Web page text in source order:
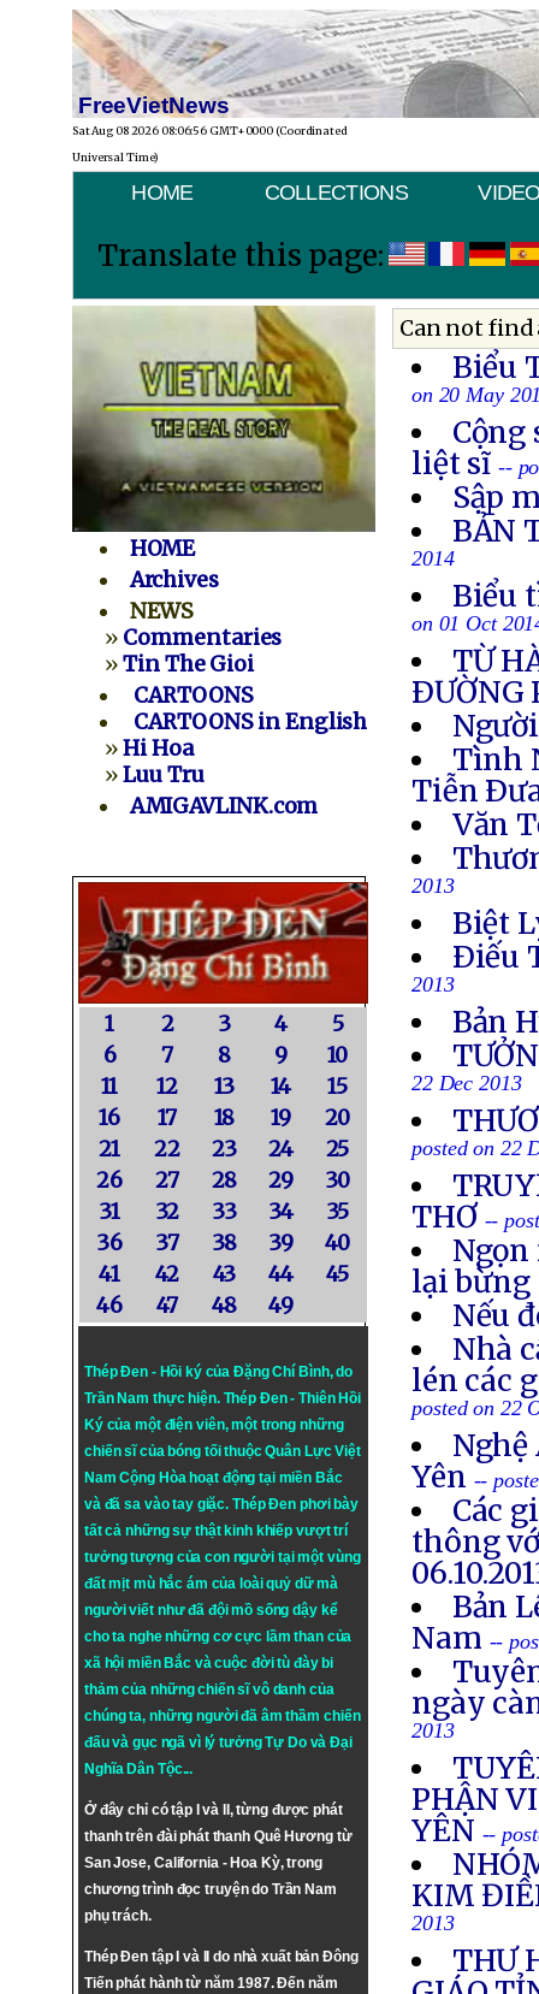
FreeVietNews
Sat Aug 08 2026 08:06:56 GMT+0000 (Coordinated
Universal Time)
HOME COLLECTIONS
Translate this page:
HOME
Archives
NEWS
» Commentaries
»Tin The Gioi
CARTOONS
CARTOONS in English
»Hi Hoa
»Luu Tru
AMIGAVLINK.com
1 2 3 4
5
6
7 8 9
10
11
12 13 14
15
16
17 18 19
20
21
22 23 24
25
26
27 28 29
30
31
32 33 34
35
36
37 38 39
40
41
42 43 44
45
46
47 48 49
Thép Đen - Hồi ký của Đặng Chí Bình, do
Trần Nam thực hiện. Thép Đen- Thiên Hồi
Ký của một điện viên, một trong những
chiến sĩ của bóng tối thuộc Quân Lực Việt
Nam Cộng Hòa hoạt động tại miền Bắc
và đã sa vào tay giặc. Thép Đen phơi bày
tất cả những sự thật kinh khiếp vượt trí
tưởng tượng của con người tại một vùng
đất mịt mù hắc ám của loài quỷ dữ mà
người viết như đã đội mồ sống dậy kể
cho ta nghe những cơ cực lầm than của
xã hội miền Bắc và cuộc đời tù đày bi
thảm của những chiến sĩ vô danh của
chúng ta, những người đã âm thầm chiến
đấu và gục ngã vì lý tưởngTự DovàĐại
Nghĩa Dân Tộc...
Ở đây chỉ có tập I và II, từng được phát
thanh trên đài phát thanh Quê Hương từ
San Jose, California - Hoa Kỳ, trong
chương trình đọc truyện do Trần Nam
phụ trách.
Thép Đen tập I và II do nhà xuất bản Đông
Tiến phát hành từ năm 1987. Đến năm
Can not
Biểu
on 20 May
Cộng
liệt sĩ --
Sập
BẢN
2014
Biểu
on 01 Oct
TỪ
ÐƯỜNG
Tình
Tiễn
Văn
2013
Biệt
Ðiếu
2013
Bản
22 Dec 2013
posted on 22
THƠ --
lại bừng
Nếu
Nhà
lén các
posted on 22
Nghệ
Yên --
Các
thông
Bản
Nam --
ngày
2013
PHẬN
YÊN --
KIM
2013
THƯ